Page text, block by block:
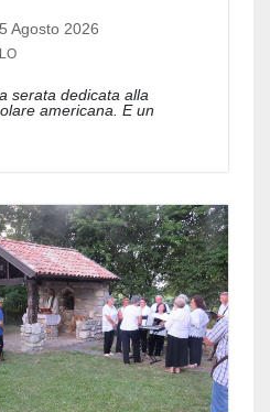
5 Agosto 2026
serata dedicata alla
americana. E un